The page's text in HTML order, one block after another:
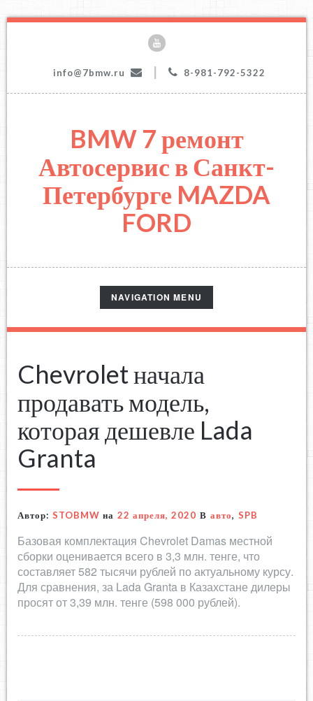
info@7bmw.ru 8-981-792-5322
BMW 7 ремонт
Автосервис в Санкт-
Петербурге MAZDA
FORD
TOGGLE
NAVIGATION
NAVIGATION MENU
Chevrolet начала
продавать модель,
которая дешевле Lada
Granta
Автор: STOBMW на 22 апреля, 2020 В авто, SPB
Базовая комплектация Chevrolet Damas местной
сборки оценивается всего в 3,3 млн. тенге, что
составляет 582 тысячи рублей по актуальному курсу.
Для сравнения, за Lada Granta в Казахстане дилеры
просят от 3,39 млн. тенге (598 000 рублей).